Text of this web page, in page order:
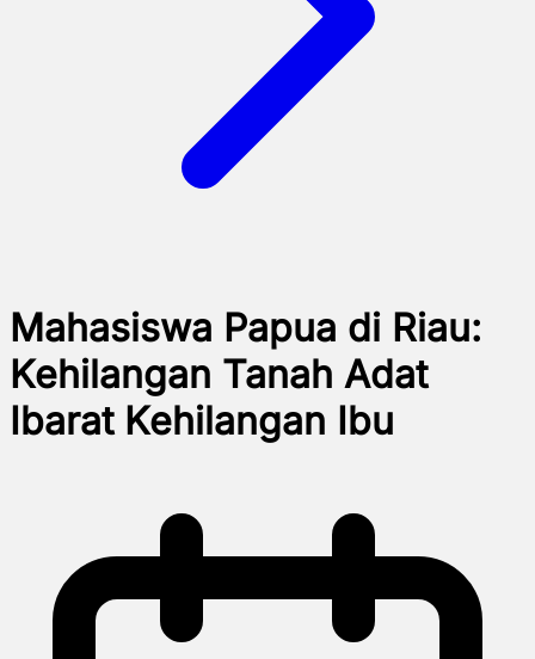
Mahasiswa Papua di Riau:
Kehilangan Tanah Adat
Ibarat Kehilangan Ibu